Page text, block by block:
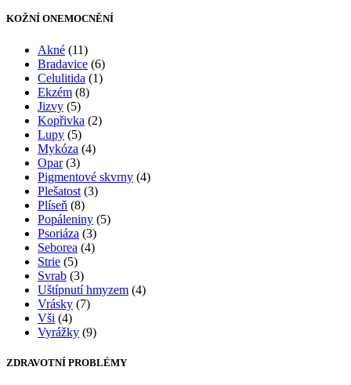
KOŽNÍ ONEMOCNĚNÍ
Akné (11)
Bradavice (6)
Celulitida (1)
Ekzém (8)
Jizvy (5)
Kopřivka (2)
Lupy (5)
Mykóza (4)
Opar (3)
Pigmentové skvrny (4)
Plešatost (3)
Plíseň (8)
Popáleniny (5)
Psoriáza (3)
Seborea (4)
Strie (5)
Svrab (3)
Uštípnutí hmyzem (4)
Vrásky (7)
Vši (4)
Vyrážky (9)
ZDRAVOTNÍ PROBLÉMY